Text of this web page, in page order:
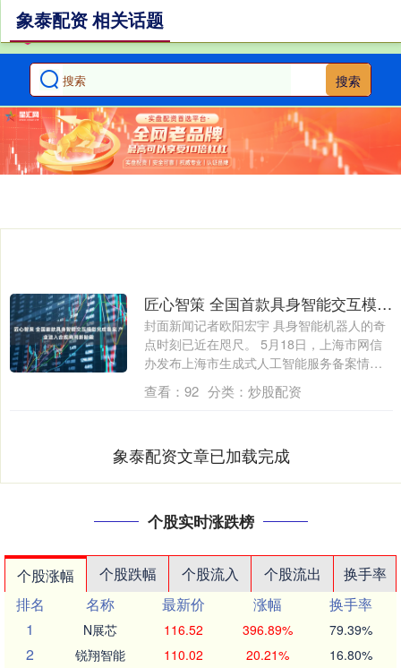
搜索
象泰配资 相关话题
匠心智策 全国首款具身智能交互模型完成备案 产业进入合规商用新阶段
封面新闻记者欧阳宏宇 具身智能机器人的奇
点时刻已近在咫尺。 5月18日，上海市网信
办发布上海市生成式人工智能服务备案情
况....
查看： 92 分类： 炒股配资
象泰配资文章已加载完成
个股实时涨跌榜
个股涨幅 个股跌幅 个股流入 个股流出
换手率
排名
名称 最新价 涨幅
换手率
1
N展芯 116.52 396.89% 79.39%
2 锐翔智能 110.02 20.21% 16.80%